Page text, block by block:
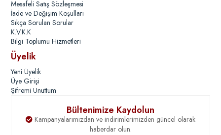
Mesafeli Satış Sözleşmesi
İade ve Değişim Koşulları
Sıkça Sorulan Sorular
K.V.K.K
Bilgi Toplumu Hizmetleri
Üyelik
Yeni Üyelik
Üye Girişi
Şifremi Unuttum
Bültenimize Kaydolun
Kampanyalarımızdan ve indirimlerimizden güncel olarak
haberdar olun.